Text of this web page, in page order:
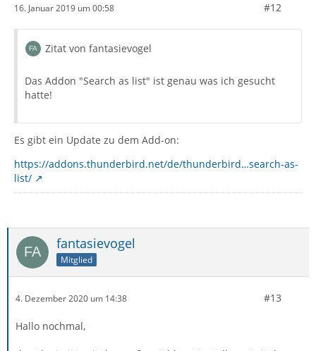
16. Januar 2019 um 00:58 #12
Zitat von fantasievogel
Das Addon "Search as list" ist genau was ich gesucht
hatte!
Es gibt ein Update zu dem Add-on:
https://addons.thunderbird.net/de/thunderbird…search-as-
list/
fantasievogel
Mitglied
4. Dezember 2020 um 14:38 #13
Hallo nochmal,